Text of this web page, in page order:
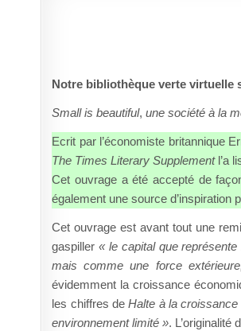
Notre bibliothèque verte virtuelle
Small is beautiful, une société à la
Ecrit par l’économiste britannique
The Times Literary Supplementl’a
Cet ouvrage a été accepté de
également une source d’inspiration
Cet ouvrage est avant tout une
gaspiller« le capital que
mais comme une force
évidemment la croissance
les chiffres deHalte à la croissance
environnement limité ». L’originalité